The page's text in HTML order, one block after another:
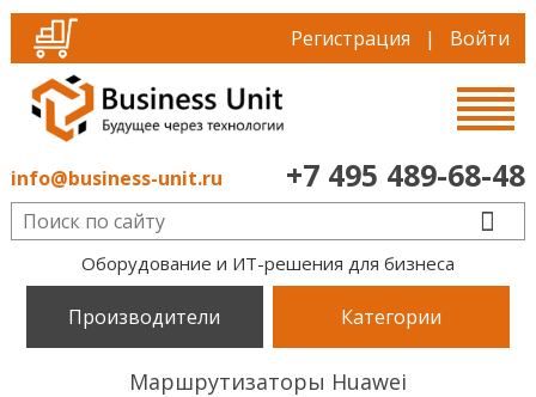
Регистрация | Войти
info@business-unit.ru +7 495 489-68-48
Оборудование и ИТ-решения для бизнеса
Производители Категории
Маршрутизаторы Huawei